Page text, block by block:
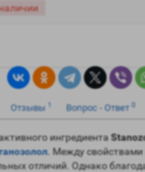
Отзывы 1 Вопрос - Ответ 0
ингредиента
. Между свойствами
отличий. Однако